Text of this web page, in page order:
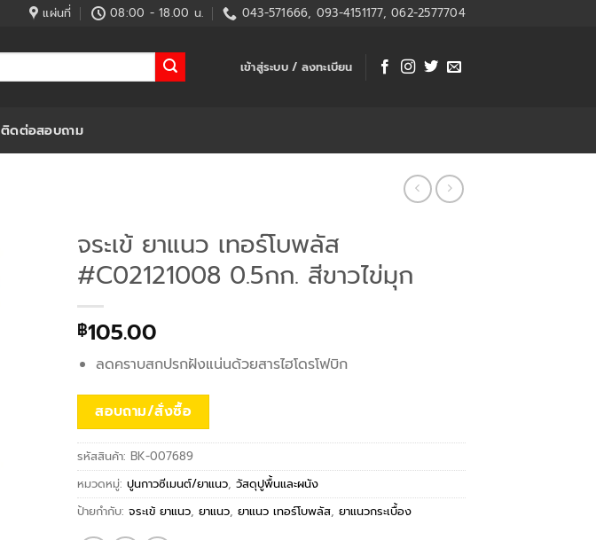
แผ่นที่ 08:00 - 18.00 น. 043-571666, 093-4151177, 062-2577704
เข้าสู่ระบบ / ลงทะเบียน
ติดต่อสอบถาม
จระเข้ ยาแนว เทอร์โบพลัส
#C02121008 0.5กก. สีขาวไข่มุก
฿105.00
ลดคราบสกปรกฝังแน่นด้วยสารไฮโดรโฟบิก
สอบถาม/สั่งซื้อ
รหัสสินค้า:BK-007689
หมวดหมู่:ปูนกาวซีเมนต์/ยาแนว,วัสดุปูพื้นและผนัง
ป้ายกำกับ:จระเข้ ยาแนว,ยาแนว,ยาแนว เทอร์โบพลัส,ยาแนวกระเบื้อง